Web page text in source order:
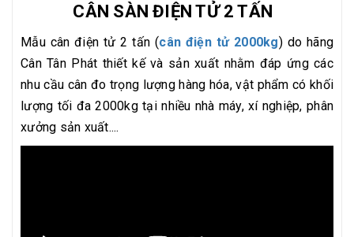
CÂN SÀN ĐIỆN TỬ 2 TẤN
Mẫu cân điện tử 2 tấn (cân điện tử 2000kg) do hãng
Cân Tân Phát thiết kế và sản xuất nhằm đáp ứng các
nhu cầu cân đo trọng lượng hàng hóa, vật phẩm có khối
lượng tối đa 2000kg tại nhiều nhà máy, xí nghiệp, phân
xưởng sản xuất....